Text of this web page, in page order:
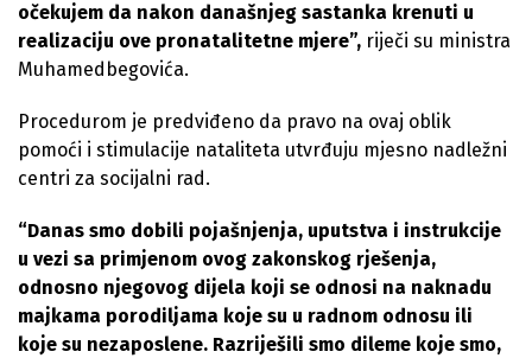
očekujem da nakon današnjeg sastanka krenuti u
realizaciju ove pronatalitetne mjere”, riječi su ministra
Muhamedbegovića.
Procedurom je predviđeno da pravo na ovaj oblik
pomoći i stimulacije nataliteta utvrđuju mjesno nadležni
centri za socijalni rad.
“Danas smo dobili pojašnjenja, uputstva i instrukcije
u vezi sa primjenom ovog zakonskog rješenja,
odnosno njegovog dijela koji se odnosi na naknadu
majkama porodiljama koje su u radnom odnosu ili
koje su nezaposlene. Razriješili smo dileme koje smo,